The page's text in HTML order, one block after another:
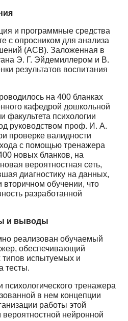
и программные средства
с опросником для анализа
(АСВ). Заложенная в
Э. Г. Эйдемиллером и В.
результатов воспитания
на 400 бланках
кафедрой дошкольной
факультета психологии
руководством проф. И. А.
проверке валидности
с помощью тренажера
новых бланков, на
вероятностная сеть,
диагностику на данных,
обучении, что
разработанной
и выводы
реализован обучаемый
обеспечивающий
типов испытуемых и
тесты.
тренажера
в нем концепции
работы этой
нейронной